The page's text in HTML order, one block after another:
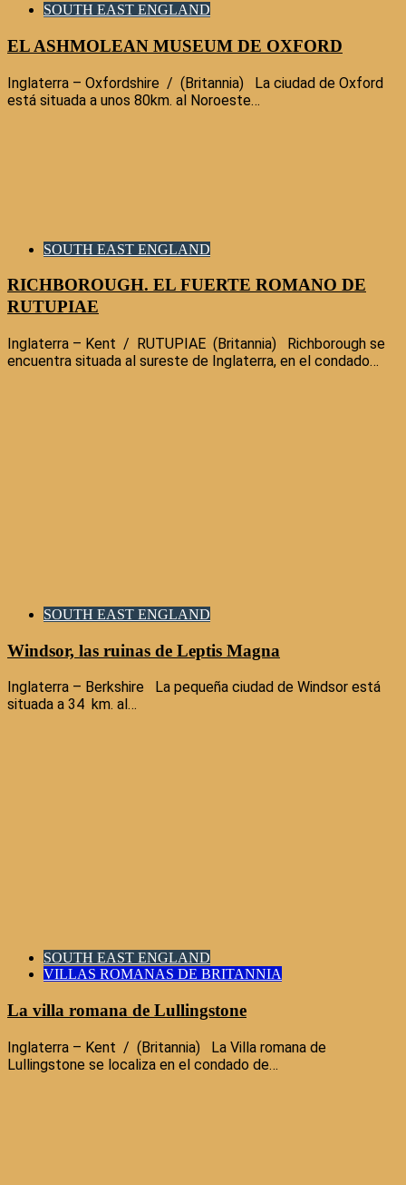
SOUTH EAST ENGLAND
EL ASHMOLEAN MUSEUM DE OXFORD
Inglaterra – Oxfordshire / (Britannia) La ciudad de Oxford
está situada a unos 80km. al Noroeste…
SOUTH EAST ENGLAND
RICHBOROUGH. EL FUERTE ROMANO DE
RUTUPIAE
Inglaterra – Kent / RUTUPIAE (Britannia) Richborough se
encuentra situada al sureste de Inglaterra, en el condado…
SOUTH EAST ENGLAND
Windsor, las ruinas de Leptis Magna
Inglaterra – Berkshire La pequeña ciudad de Windsor está
situada a 34 km. al…
SOUTH EAST ENGLAND
VILLAS ROMANAS DE BRITANNIA
La villa romana de Lullingstone
Inglaterra – Kent / (Britannia) La Villa romana de
Lullingstone se localiza en el condado de…